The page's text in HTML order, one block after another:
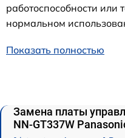
работоспособности
нормальном
Показать полностью
Замена платы
NN-GT337W